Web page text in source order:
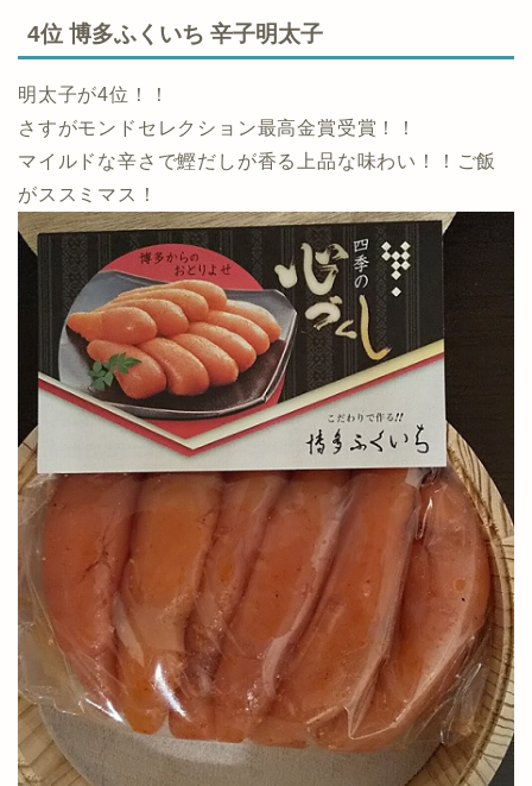
4位 博多ふくいち 辛子明太子
明太子が4位！！
さすがモンドセレクション最高金賞受賞！！
マイルドな辛さで鰹だしが香る上品な味わい！！ご飯
がススミマス！